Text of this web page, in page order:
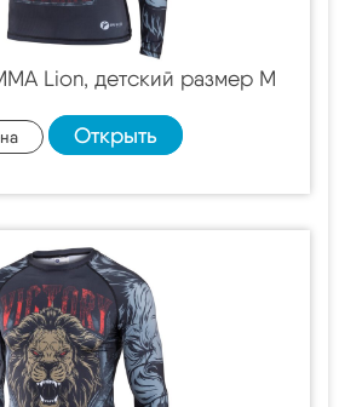
Lion, детский размер M
Открыть